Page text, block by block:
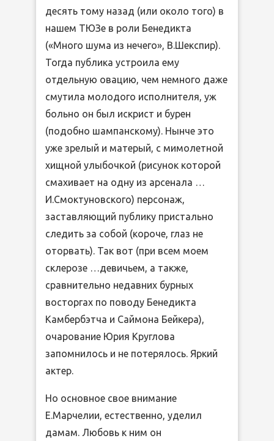
десять тому назад (или около того) в
нашем ТЮЗе в роли Бенедикта
(«Много шума из нечего», В.Шекспир).
Тогда публика устроила ему
отдельную овацию, чем немного даже
смутила молодого исполнителя, уж
больно он был искрист и бурен
(подобно шампанскому). Нынче это
уже зрелый и матерый, с мимолетной
хищной улыбочкой (рисунок которой
смахивает на одну из арсенала …
И.Смоктуновского) персонаж,
заставляющий публику пристально
следить за собой (короче, глаз не
оторвать). Так вот (при всем моем
склерозе …девичьем, а также,
сравнительно недавних бурных
восторгах по поводу Бенедикта
Камбербэтча и Саймона Бейкера),
очарование Юрия Круглова
запомнилось и не потерялось. Яркий
актер.
Но основное свое внимание
Е.Марчелии, естественно, уделил
дамам. Любовь к ним он